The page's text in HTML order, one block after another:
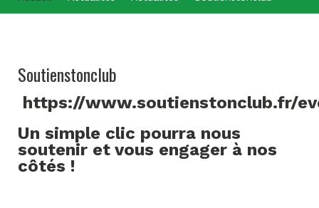
Soutienstonclub
https://www.soutienstonclub.fr/
Un simple clic pourra nous
soutenir et vous engager à nos
côtés !